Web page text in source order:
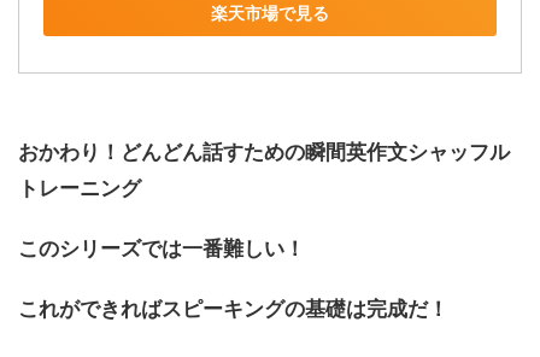
楽天市場で見る
おかわり！どんどん話すための瞬間英作文シャッフル
トレーニング
このシリーズでは一番難しい！
これができればスピーキングの基礎は完成だ！